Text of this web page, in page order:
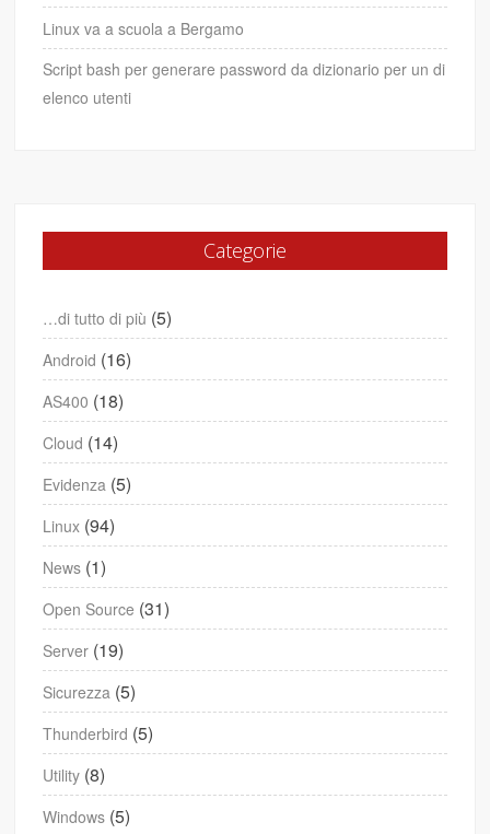
Linux va a scuola a Bergamo
Script bash per generare password da dizionario per un di
elenco utenti
Categorie
…di tutto di più (5)
Android (16)
AS400 (18)
Cloud (14)
Evidenza (5)
Linux (94)
News (1)
Open Source (31)
Server (19)
Sicurezza (5)
Thunderbird (5)
Utility (8)
Windows (5)